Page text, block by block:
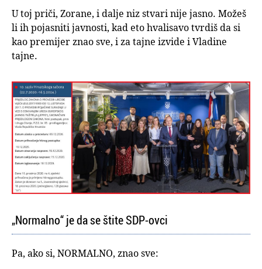
U toj priči, Zorane, i dalje niz stvari nije jasno. Možeš
li ih pojasniti javnosti, kad eto hvalisavo tvrdiš da si
kao premijer znao sve, i za tajne izvide i Vladine
tajne.
„Normalno“ je da se štite SDP-ovci
Pa, ako si, NORMALNO, znao sve: